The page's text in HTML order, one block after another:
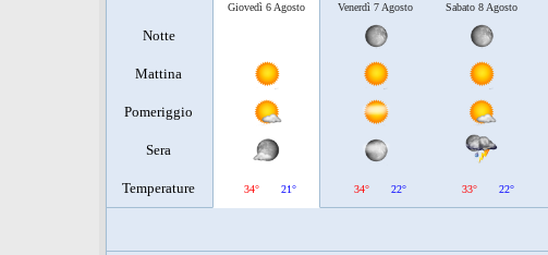
Notte
Mattina
Pomeriggio
Sera
Temperature
Giovedì 6 Agosto
34° 21°
Venerdì 7 Agosto
34° 22°
Sabato 8 Agosto
33° 22°